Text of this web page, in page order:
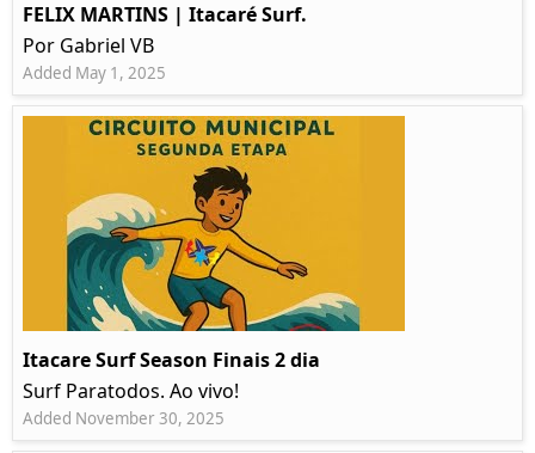
FELIX MARTINS | Itacaré Surf.
Por Gabriel VB
Added May 1, 2025
Itacare Surf Season Finais 2 dia
Surf Paratodos. Ao vivo!
Added November 30, 2025